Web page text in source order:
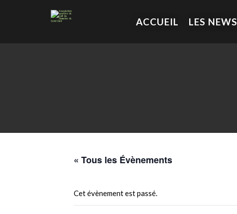
ACCUEIL LES NEWS
« Tous les Évènements
Cet évènement est passé.